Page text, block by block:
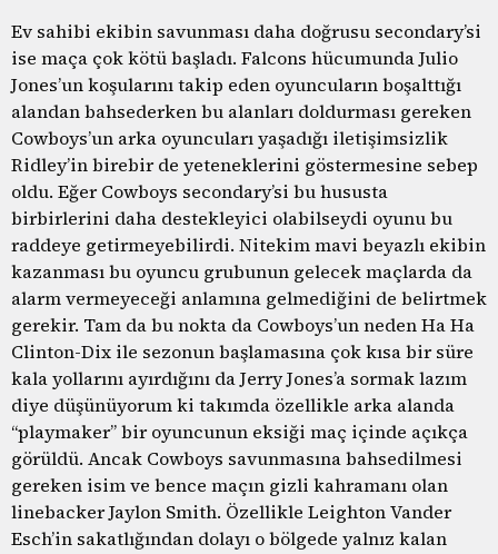
Ev sahibi ekibin savunması daha doğrusu secondary’si
ise maça çok kötü başladı. Falcons hücumunda Julio
Jones’un koşularını takip eden oyuncuların boşalttığı
alandan bahsederken bu alanları doldurması gereken
Cowboys’un arka oyuncuları yaşadığı iletişimsizlik
Ridley’in birebir de yeteneklerini göstermesine sebep
oldu. Eğer Cowboys secondary’si bu hususta
birbirlerini daha destekleyici olabilseydi oyunu bu
raddeye getirmeyebilirdi. Nitekim mavi beyazlı ekibin
kazanması bu oyuncu grubunun gelecek maçlarda da
alarm vermeyeceği anlamına gelmediğini de belirtmek
gerekir. Tam da bu nokta da Cowboys’un neden Ha Ha
Clinton-Dix ile sezonun başlamasına çok kısa bir süre
kala yollarını ayırdığını da Jerry Jones’a sormak lazım
diye düşünüyorum ki takımda özellikle arka alanda
“playmaker” bir oyuncunun eksiği maç içinde açıkça
görüldü. Ancak Cowboys savunmasına bahsedilmesi
gereken isim ve bence maçın gizli kahramanı olan
linebacker Jaylon Smith. Özellikle Leighton Vander
Esch’in sakatlığından dolayı o bölgede yalnız kalan